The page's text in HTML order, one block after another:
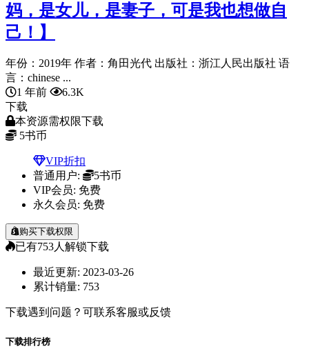
妈，是女儿，是妻子，可是我也想做自
己！】
年份：2019年 作者：角田光代 出版社：浙江人民出版社 语
言：chinese ...
1 年前
6.3K
下载
本资源需权限下载
5书币
VIP折扣
普通用户:
5书币
VIP会员: 免费
永久会员: 免费
购买下载权限
已有753人解锁下载
最近更新: 2023-03-26
累计销量: 753
下载遇到问题？可联系客服或反馈
下载排行榜